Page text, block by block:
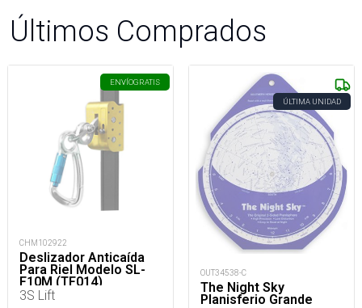
Últimos Comprados
ENVÍOGRATIS
CHM102922
Deslizador Anticaída
Para Riel Modelo SL-
F10M (TF014)
3S Lift
ÚLTIMA UNIDAD
OUT34538-C
The Night Sky
Planisferio Grande